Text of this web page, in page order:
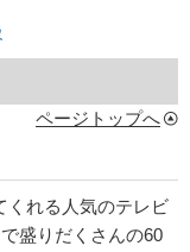
ページトップへ
くれる人気のテレビ
盛りだくさんの60